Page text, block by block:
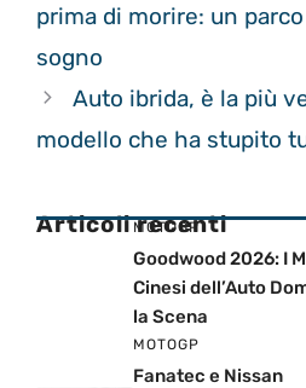
prima di morire: un
sogno
Auto ibrida, è la più
modello che ha stupito
Articoli recenti
MOTOGP
Goodwood 2026: I
Cinesi dell’Auto
la Scena
MOTOGP
Fanatec e Nissan